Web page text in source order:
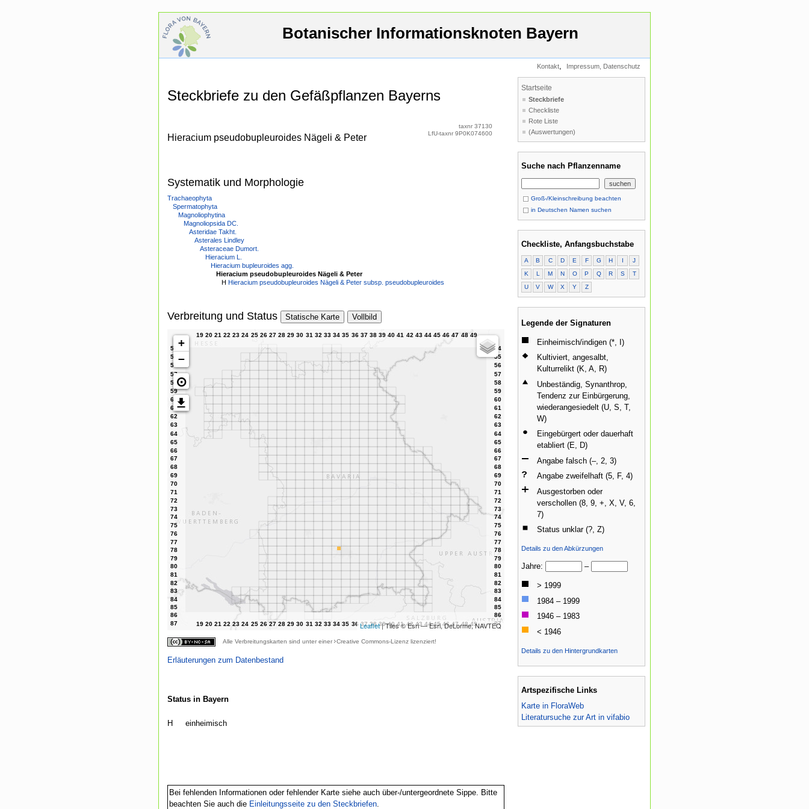
Botanischer Informationsknoten Bayern
Kontakt, Impressum, Datenschutz
Steckbriefe zu den Gefäßpflanzen Bayerns
Hieracium pseudobupleuroides Nägeli & Peter
taxnr 37130
LfU-taxnr 9P0K074600
Systematik und Morphologie
Trachaeophyta
Spermatophyta
Magnoliophytina
Magnoliopsida DC.
Asteridae Takht.
Asterales Lindley
Asteraceae Dumort.
Hieracium L.
Hieracium bupleuroides agg.
Hieracium pseudobupleuroides Nägeli & Peter
H Hieracium pseudobupleuroides Nägeli & Peter subsp. pseudobupleuroides
Verbreitung und Status Statische Karte Vollbild
+
−
⊙
Leaflet| Tiles © Esri — Esri, DeLorme, NAVTEQ
Alle Verbreitungskarten sind unter einer Creative Commons-Lizenz lizenziert!
Erläuterungen zum Datenbestand
Status in Bayern
H einheimisch
Bei fehlenden Informationen oder fehlender Karte siehe auch über-/untergeordnete Sippe. Bitte
beachten Sie auch die Einleitungsseite zu den Steckbriefen.
Startseite
Steckbriefe
Checkliste
Rote Liste
(Auswertungen)
Suche nach Pflanzenname
Groß-/Kleinschreibung beachten
in Deutschen Namen suchen
Checkliste, Anfangsbuchstabe
A B C D E F G H I
J
K
L M N O P Q R S
T
U
V W X Y Z
Legende der Signaturen
Einheimisch/indigen (*, I)
Kultiviert, angesalbt,
Kulturrelikt (K, A, R)
Unbeständig, Synanthrop,
Tendenz zur Einbürgerung,
wiederangesiedelt (U, S, T,
W)
Eingebürgert oder dauerhaft
etabliert (E, D)
Angabe falsch (–, 2, 3)
Angabe zweifelhaft (5, F, 4)
Ausgestorben oder
verschollen (8, 9, +, X, V, 6,
7)
Status unklar (?, Z)
Details zu den Abkürzungen
Jahre: –
> 1999
1984 – 1999
1946 – 1983
< 1946
Details zu den Hintergrundkarten
Artspezifische Links
Karte in FloraWeb
Literatursuche zur Art in vifabio